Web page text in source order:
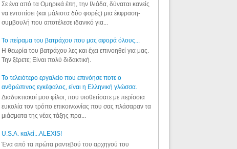
Σε ένα από τα Ομηρικά έπη, την Ιλιάδα, δύναται κανείς
να εντοπίσει (και μάλιστα δύο φορές) μια έκφραση-
συμβουλή που αποτέλεσε ιδανικό για...
Το πείραμα του βατράχου που μας αφορά όλους...
Η θεωρία του βατράχου λες και έχει επινοηθεί για μας.
Την ξέρετε; Είναι πολύ διδακτική.
Το τελειότερο εργαλείο που επινόησε ποτε ο
ανθρώπινος εγκέφαλος, είναι η Ελληνική γλώσσα.
Διαδυκτιακοί μου φίλοι, που υιοθετίσατε με περίσσια
ευκολία τον τρόπο επικοινωνίας που σας πλάσαραν τα
μιάσματα της νέας τάξης πρα...
U.S.A. καλεί...ALEXIS!
Ένα από τα πρώτα ραντεβού του αρχηγού του